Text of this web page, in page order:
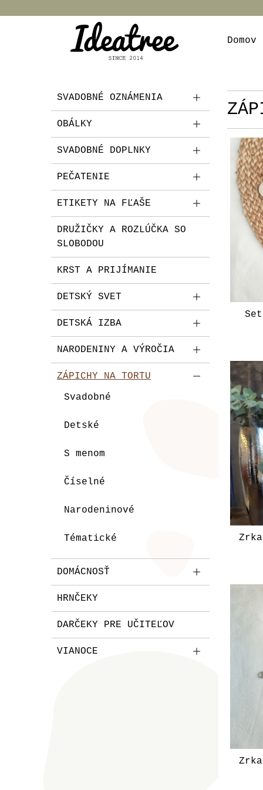
Domov
SVADOBNÉ OZNÁMENIA
OBÁLKY
SVADOBNÉ DOPLNKY
PEČATENIE
ETIKETY NA FĽAŠE
DRUŽIČKY A ROZLÚČKA SO
SLOBODOU
KRST A PRIJÍMANIE
DETSKÝ SVET
DETSKÁ IZBA
NARODENINY A VÝROČIA
ZÁPICHY NA TORTU
Svadobné
Detské
S menom
Číselné
Narodeninové
Tématické
DOMÁCNOSŤ
HRNČEKY
DARČEKY PRE UČITEĽOV
VIANOCE